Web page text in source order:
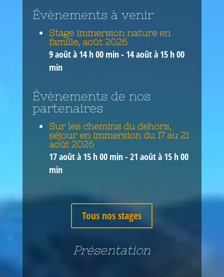
Évènements à venir
Stage immersion nature en
famille, août 2026
9 août à 14 h 00 min- 14 août à 15 h 00
min
Évènements de nos
partenaires
Sur les chemins du dehors,
séjour en immersion du 17 au 21
août 2026
17 août à 15 h 00 min-21 août à 15 h 00
min
Tous nos stages
Présentation